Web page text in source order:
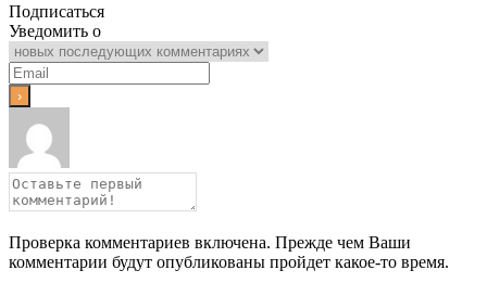
Подписаться
Уведомить о
Проверка комментариев включена. Прежде чем Ваши
комментарии будут опубликованы пройдет какое-то время.